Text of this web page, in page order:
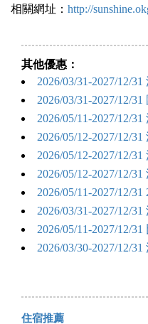
相關網址： http://
其他優惠：
2026/03/31-2027/12/
2026/03/31-2027/12/
2026/05/11-2027/12/
2026/05/12-2027/12/
2026/05/12-2027/12/
2026/05/12-2027/12/
2026/05/11-2027/12/
2026/03/31-2027/12/
2026/05/11-2027/12/31
2026/03/30-2027/12/
住宿推薦